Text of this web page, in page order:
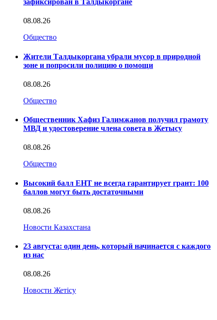
зафиксирован в Талдыкоргане
08.08.26
Общество
Жители Талдыкоргана убрали мусор в природной
зоне и попросили полицию о помощи
08.08.26
Общество
Общественник Хафиз Галимжанов получил грамоту
МВД и удостоверение члена совета в Жетысу
08.08.26
Общество
Высокий балл ЕНТ не всегда гарантирует грант: 100
баллов могут быть достаточными
08.08.26
Новости Казахстана
23 августа: один день, который начинается с каждого
из нас
08.08.26
Новости Жетісу